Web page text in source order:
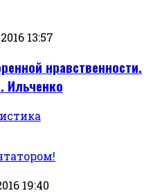
13:57
нравственности.
Ильченко
19:40